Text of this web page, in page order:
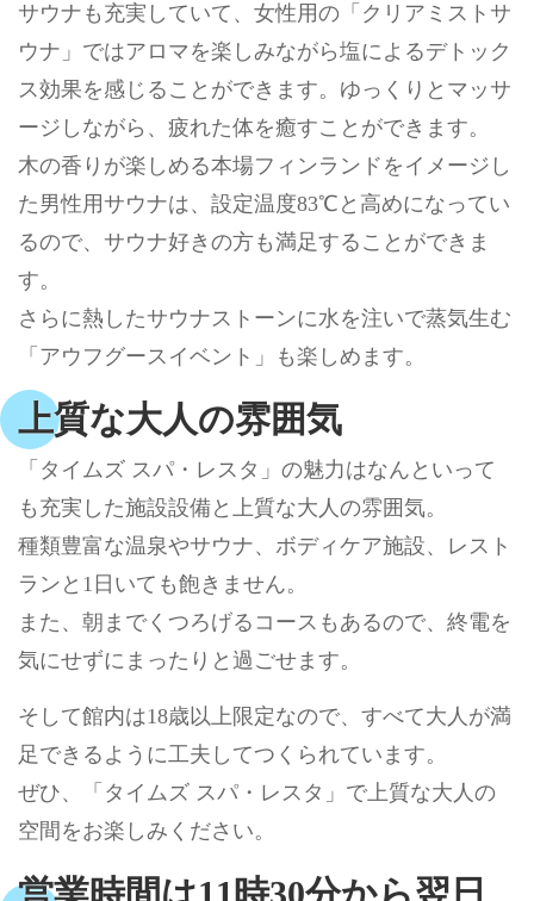
サウナも充実していて、女性用の「クリアミストサ
ウナ」ではアロマを楽しみながら塩によるデトック
ス効果を感じることができます。ゆっくりとマッサ
ージしながら、疲れた体を癒すことができます。
木の香りが楽しめる本場フィンランドをイメージし
た男性用サウナは、設定温度83℃と高めになってい
るので、サウナ好きの方も満足することができま
す。
さらに熱したサウナストーンに水を注いで蒸気生む
「アウフグースイベント」も楽しめます。
上質な大人の雰囲気
「タイムズ スパ・レスタ」の魅力はなんといって
も充実した施設設備と上質な大人の雰囲気。
種類豊富な温泉やサウナ、ボディケア施設、レスト
ランと1日いても飽きません。
また、朝までくつろげるコースもあるので、終電を
気にせずにまったりと過ごせます。
そして館内は18歳以上限定なので、すべて大人が満
足できるように工夫してつくられています。
ぜひ、「タイムズ スパ・レスタ」で上質な大人の
空間をお楽しみください。